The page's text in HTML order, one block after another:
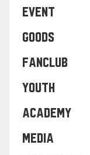
EVENT
GOODS
FANCLUB
YOUTH
ACADEMY
MEDIA